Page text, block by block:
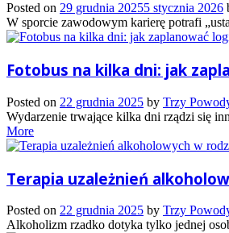
Posted on 29 grudnia 20255 stycznia 2026
W sporcie zawodowym karierę potrafi
Fotobus na kilka dni: jak
Posted on 22 grudnia 2025 by Trzy
Wydarzenie trwające kilka dni rządzi się
More
Terapia uzależnień
Posted on 22 grudnia 2025 by Trzy
Alkoholizm rzadko dotyka tylko jednej